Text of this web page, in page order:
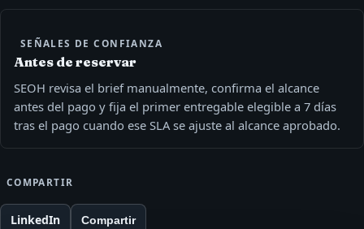
SEÑALES DE CONFIANZA
Antes de reservar
SEOH revisa el brief manualmente, confirma el alcance
antes del pago y fija el primer entregable elegible a 7 días
tras el pago cuando ese SLA se ajuste al alcance aprobado.
COMPARTIR
LinkedIn Compartir